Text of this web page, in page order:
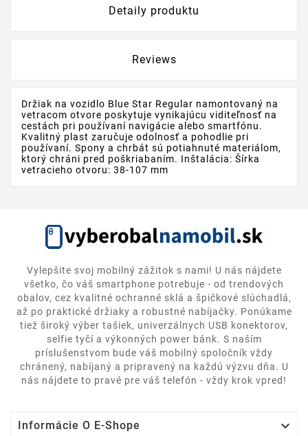
Detaily produktu
Reviews
Držiak na vozidlo Blue Star Regular namontovaný na
vetracom otvore poskytuje vynikajúcu viditeľnosť na
cestách pri používaní navigácie alebo smartfónu.
Kvalitný plast zaručuje odolnosť a pohodlie pri
používaní. Spony a chrbát sú potiahnuté materiálom,
ktorý chráni pred poškriabaním. Inštalácia: Šírka
vetracieho otvoru: 38-107 mm
Vylepšite svoj mobilný zážitok s nami! U nás nájdete
všetko, čo váš smartphone potrebuje - od trendových
obalov, cez kvalitné ochranné sklá a špičkové slúchadlá,
až po praktické držiaky a robustné nabíjačky. Ponúkame
tiež široký výber tašiek, univerzálnych USB konektorov,
selfie tyčí a výkonných power bánk. S naším
príslušenstvom bude váš mobilný spoločník vždy
chránený, nabíjaný a pripravený na každú výzvu dňa. U
nás nájdete to pravé pre váš telefón - vždy krok vpred!
Informácie O E-Shope 